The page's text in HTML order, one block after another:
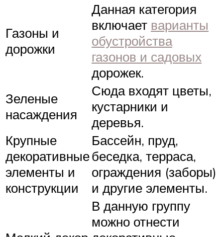
Газоны и
дорожки
Данная категория
включает варианты
обустройства
газонов и садовых
дорожек.
Зеленые
насаждения
Сюда входят цветы,
кустарники и
деревья.
Крупные
декоративные
элементы и
конструкции
Бассейн, пруд,
беседка, терраса,
ограждения (заборы)
и другие элементы.
В данную группу
можно отнести